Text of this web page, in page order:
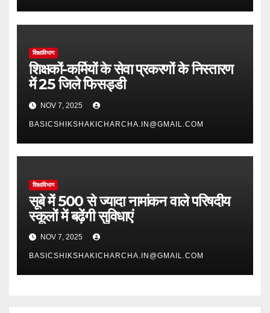
शिक्षाविभाग
शिक्षकों-कर्मियों के सेवा प्रकरणों के निस्तारण
में 25 जिले फिसड्डी
NOV 7, 2025
BASICSHIKSHAKICHARCHA.IN@GMAIL.COM
शिक्षाविभाग
सूबे में 500 से ज्यादा नामांकन वाले परिषदीय
स्कूलों में बढ़ेंगी सुविधाएं
NOV 7, 2025
BASICSHIKSHAKICHARCHA.IN@GMAIL.COM